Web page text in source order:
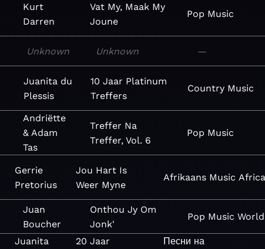
Kurt
Darren
Vat My, Maak My
Joune
Pop Music
Unknown Unknown —
Juanita du
Plessis
10 Jaar Platinum
Treffers
Country Music
Andriëtte
& Adam
Tas
Treffer Na
Treffer, Vol. 6
Pop Music
Gerrie
Pretorius
Jou Hart Is
Weer Myne
Afrikaans Music
Juan
Boucher
Onthou Jy Om
Jonk'
Pop Music World
Juanita
20 Jaar
Песни на